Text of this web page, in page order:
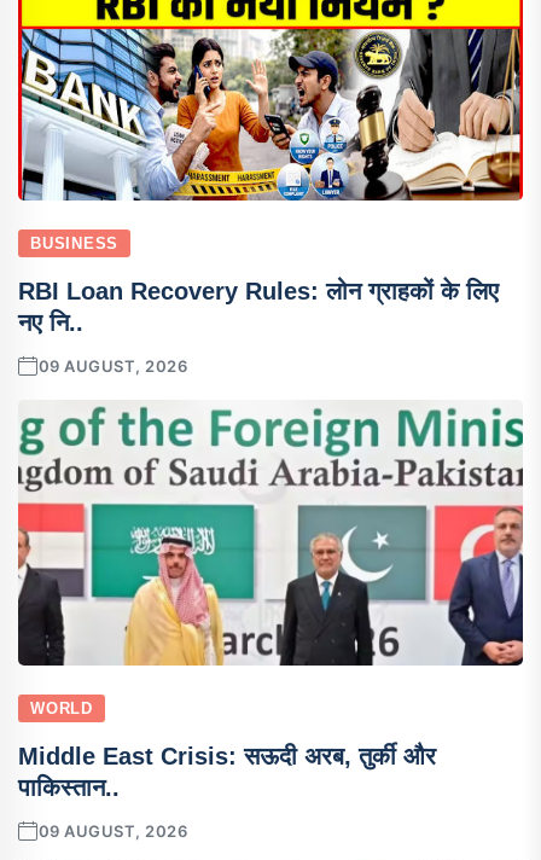
BUSINESS
RBI Loan Recovery Rules: लोन ग्राहकों के लिए
नए नि..
09 AUGUST, 2026
WORLD
Middle East Crisis: सऊदी अरब, तुर्की और
पाकिस्तान..
09 AUGUST, 2026